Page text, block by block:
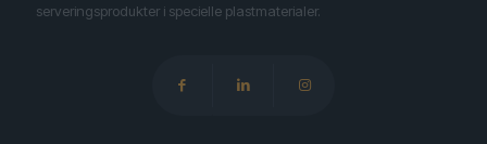
serveringsprodukter i specielle plastmaterialer.